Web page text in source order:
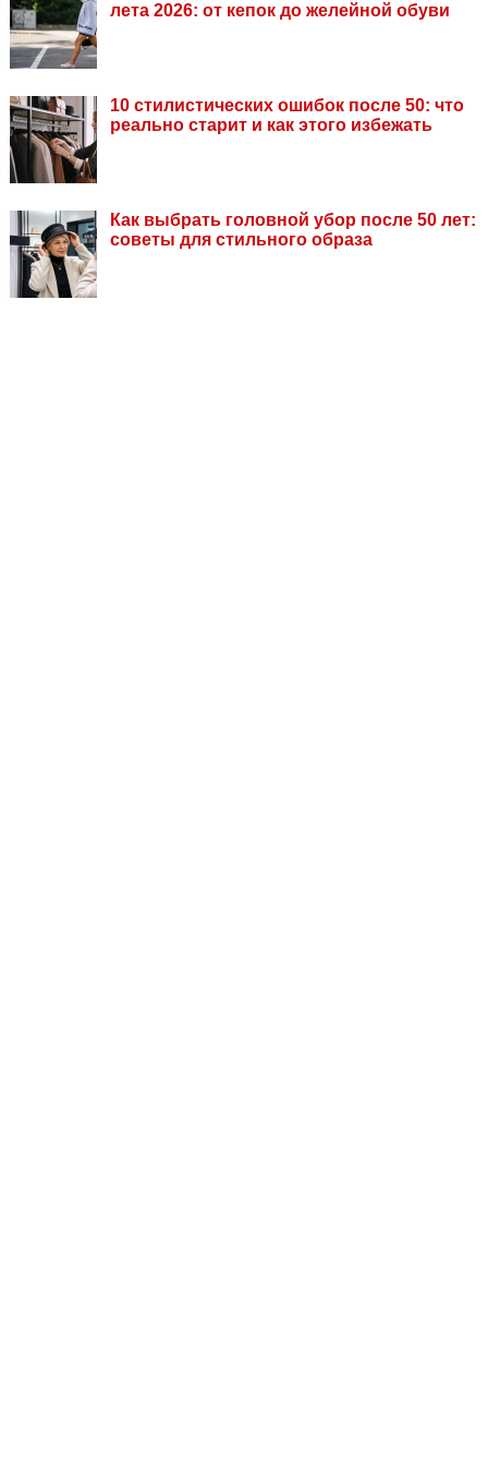
лета 2026: от кепок до желейной обуви
10 стилистических ошибок после 50: что
реально старит и как этого избежать
Как выбрать головной убор после 50 лет:
советы для стильного образа